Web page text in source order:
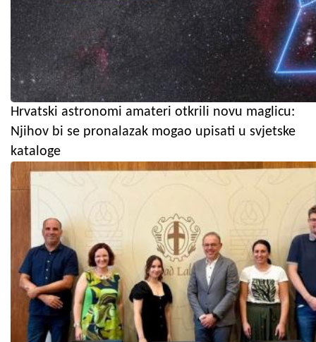
Hrvatski astronomi amateri otkrili novu maglicu:
Njihov bi se pronalazak mogao upisati u svjetske
kataloge